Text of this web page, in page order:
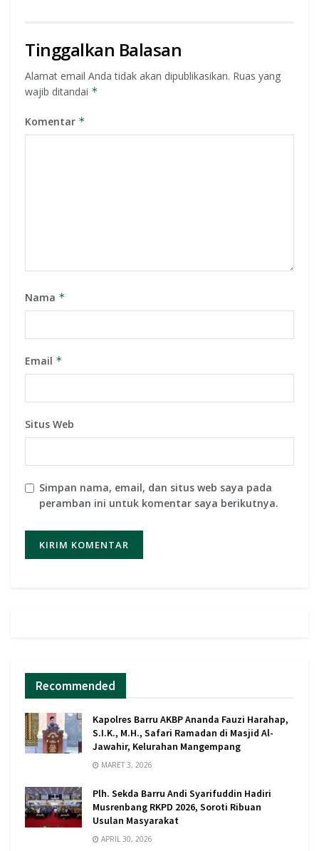
Tinggalkan Balasan
Alamat email Anda tidak akan dipublikasikan. Ruas yang
wajib ditandai *
Komentar *
Nama *
Email *
Situs Web
Simpan nama, email, dan situs web saya pada
peramban ini untuk komentar saya berikutnya.
Recommended
Kapolres Barru AKBP Ananda Fauzi Harahap,
S.I.K., M.H., Safari Ramadan di Masjid Al-
Jawahir, Kelurahan Mangempang
MARET 3, 2026
Plh. Sekda Barru Andi Syarifuddin Hadiri
Musrenbang RKPD 2026, Soroti Ribuan
Usulan Masyarakat
APRIL 30, 2026